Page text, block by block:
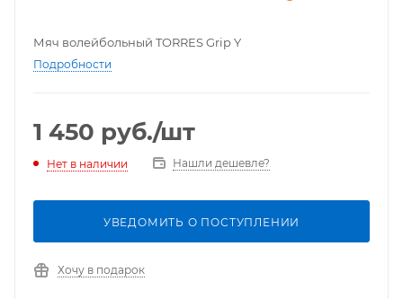
Мяч волейбольный TORRES Grip Y
Подробности
1 450 руб./шт
Нет в наличии Нашли дешевле?
УВЕДОМИТЬ О ПОСТУПЛЕНИИ
Хочу в подарок